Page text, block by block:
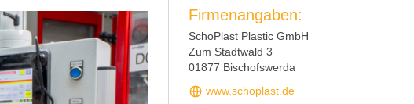
Firmenangaben:
SchoPlast Plastic GmbH
Zum Stadtwald 3
01877 Bischofswerda
www.schoplast.de